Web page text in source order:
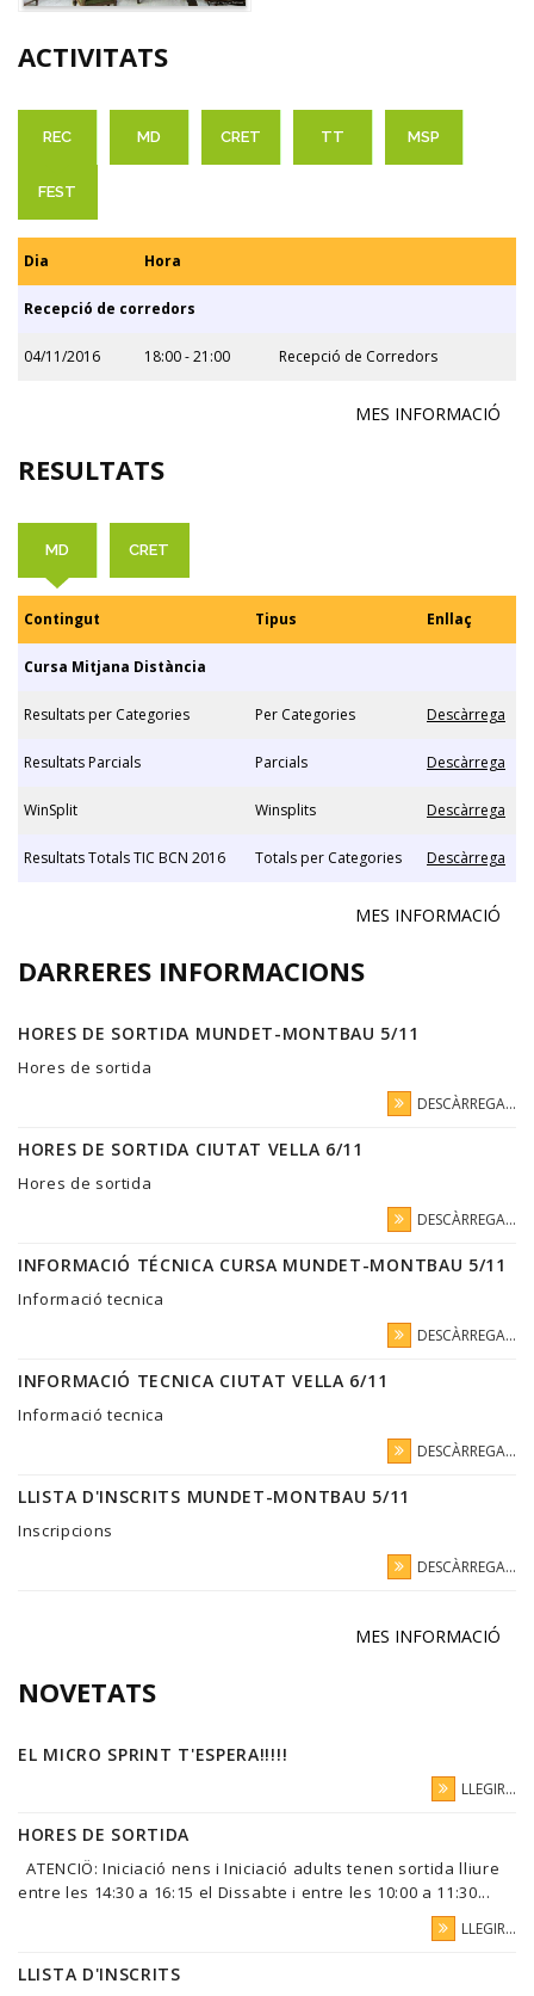
ACTIVITATS
REC MD CRET TT MSP
FEST
Dia Hora
Recepció de corredors
04/11/2016 18:00 - 21:00 Recepció de Corredors
MES INFORMACIÓ
RESULTATS
MD CRET
Contingut Tipus Enllaç
Cursa Mitjana Distància
Resultats per Categories Per Categories Descàrrega
Resultats Parcials Parcials Descàrrega
WinSplit Winsplits Descàrrega
Resultats Totals TIC BCN 2016 Totals per Categories Descàrrega
MES INFORMACIÓ
DARRERES INFORMACIONS
HORES DE SORTIDA MUNDET-MONTBAU 5/11
Hores de sortida
DESCÀRREGA...
HORES DE SORTIDA CIUTAT VELLA 6/11
Hores de sortida
DESCÀRREGA...
INFORMACIÓ TÉCNICA CURSA MUNDET-MONTBAU 5/11
Informació tecnica
DESCÀRREGA...
INFORMACIÓ TECNICA CIUTAT VELLA 6/11
Informació tecnica
DESCÀRREGA...
LLISTA D'INSCRITS MUNDET-MONTBAU 5/11
Inscripcions
DESCÀRREGA...
MES INFORMACIÓ
NOVETATS
EL MICRO SPRINT T'ESPERA!!!!!
LLEGIR...
HORES DE SORTIDA
ATENCIÖ: Iniciació nens i Iniciació adults tenen sortida lliure
entre les 14:30 a 16:15 el Dissabte i entre les 10:00 a 11:30...
LLEGIR...
LLISTA D'INSCRITS